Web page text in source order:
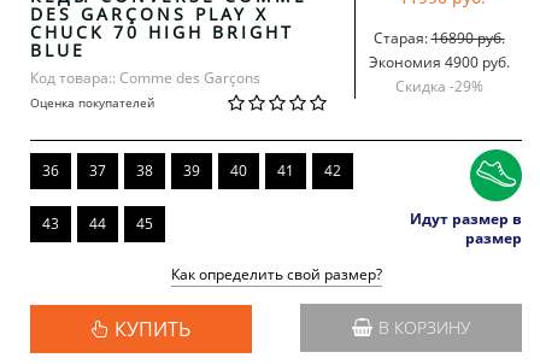
DES GARÇONS PLAY X
CHUCK 70 HIGH BRIGHT
BLUE
Код товара:: Comme des Garçons
Оценка покупателей
Старая:16890 руб.
Экономия 4900 руб.
Скидка -29%
36 37 38 39 40 41 42
43 44 45
Идут размер в
размер
Как определить свой размер?
КУПИТЬ В КОРЗИНУ